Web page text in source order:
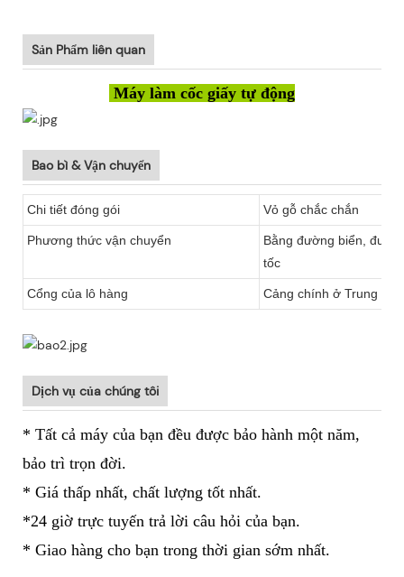
Sản Phẩm liên quan
Máy làm cốc giấy tự động
Bao bì & Vận chuyển
Chi tiết đóng gói Vỏ gỗ chắc chắn
Phương thức vận chuyển
Bằng đường biển,
tốc
Cổng của lô hàng Cảng chính ở Trung
Dịch vụ của chúng tôi
* Tất cả máy của bạn đều được bảo hành một năm,
bảo trì trọn đời.
* Giá thấp nhất, chất lượng tốt nhất.
*24 giờ trực tuyến trả lời câu hỏi của bạn.
* Giao hàng cho bạn trong thời gian sớm nhất.